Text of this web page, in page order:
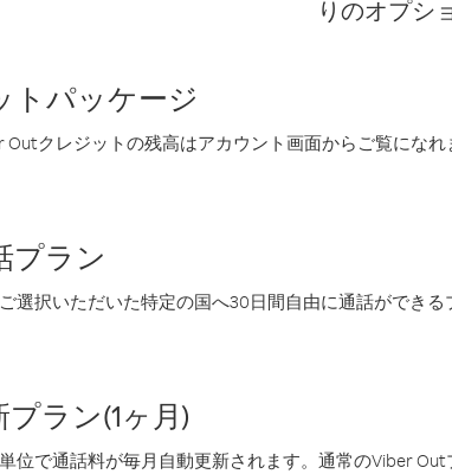
りのオプシ
トパッケージ
Outクレジットの残高はアカウント画面からご覧にな
プラン
選択いただいた特定の国へ30日間自由に通話ができ
プラン(1ヶ月)
位で通話料が毎月自動更新されます。通常のViber